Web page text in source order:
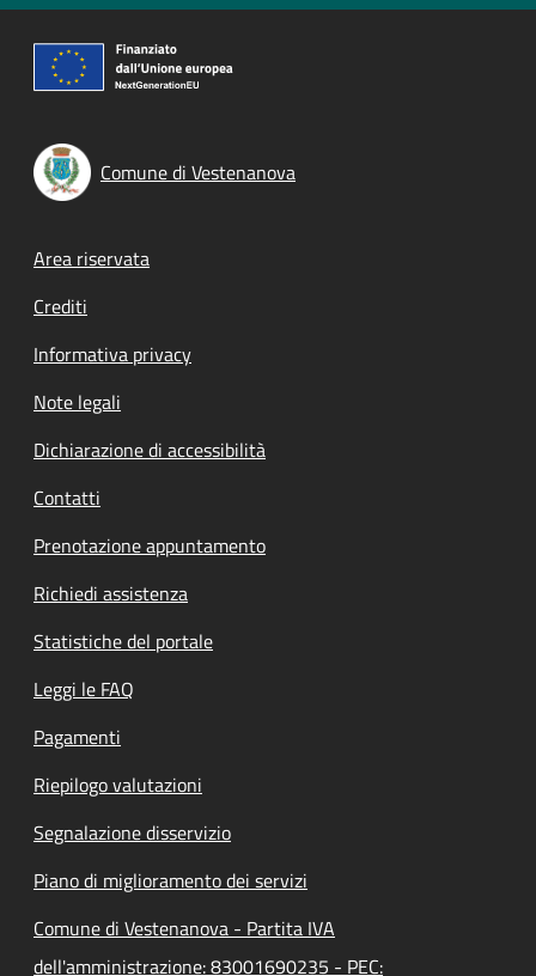
Comune di Vestenanova
Footer menu
Area riservata
Crediti
Informativa privacy
Note legali
Dichiarazione di accessibilità
Contatti
Prenotazione appuntamento
Richiedi assistenza
Statistiche del portale
Leggi le FAQ
Pagamenti
Riepilogo valutazioni
Segnalazione disservizio
Piano di miglioramento dei servizi
Comune di Vestenanova - Partita IVA
dell'amministrazione: 83001690235 - PEC: